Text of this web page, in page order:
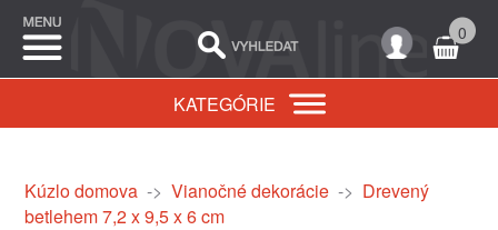
0
KATEGÓRIE
Kúzlo domova-> Vianočné dekorácie-> Drevený
betlehem 7,2 x 9,5 x 6 cm